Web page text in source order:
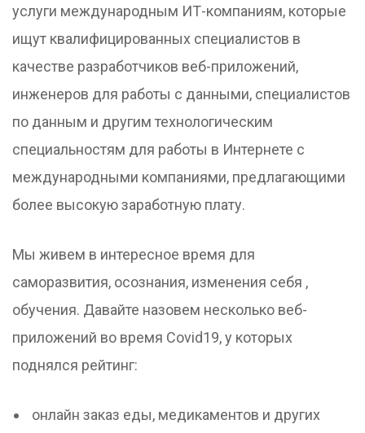
услуги международным ИТ-компаниям, которые
ищут квалифицированных специалистов в
качестве разработчиков веб-приложений,
инженеров для работы с данными, специалистов
по данным и другим технологическим
специальностям для работы в Интернете с
международными компаниями, предлагающими
более высокую заработную плату.
Мы живем в интересное время для
саморазвития, осознания, изменения себя ,
обучения. Давайте назовем несколько веб-
приложений во время Covid19, у которых
поднялся рейтинг:
онлайн заказ еды, медикаментов и других